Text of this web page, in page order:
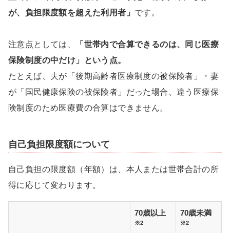
が、負担限度額を超えた利用者」 です。
注意点としては、
「世帯内で合算できるのは、同じ医療
保険制度の中だけ」という点。
たとえば、夫が「後期高齢者医療制度の被保険者」・妻
が「国民健康保険の被保険者」だった場合、違う医療保
険制度のため医療費の合算はできません。
自己負担限度額について
自己負担の限度額（年額）は、本人または世帯合計の所
得に応じて変わります。
70歳以上
※2
70歳未満
※2